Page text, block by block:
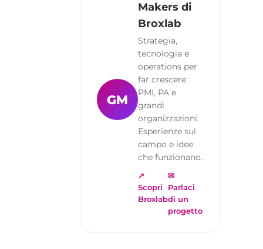
GM
Makers di
Broxlab
Strategia,
tecnologia e
operations per
far crescere
PMI, PA e
grandi
organizzazioni.
Esperienze sul
campo e idee
che funzionano.
↗
Scopri
Broxlab
✉
Parlaci
di un
progetto